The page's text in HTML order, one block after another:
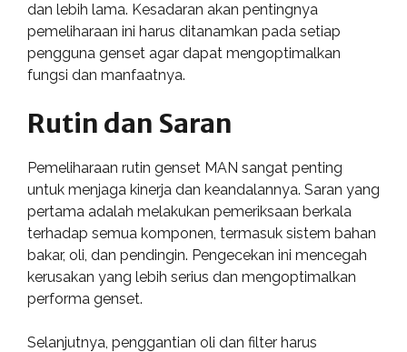
dan lebih lama. Kesadaran akan pentingnya
pemeliharaan ini harus ditanamkan pada setiap
pengguna genset agar dapat mengoptimalkan
fungsi dan manfaatnya.
Rutin dan Saran
Pemeliharaan rutin genset MAN sangat penting
untuk menjaga kinerja dan keandalannya. Saran yang
pertama adalah melakukan pemeriksaan berkala
terhadap semua komponen, termasuk sistem bahan
bakar, oli, dan pendingin. Pengecekan ini mencegah
kerusakan yang lebih serius dan mengoptimalkan
performa genset.
Selanjutnya, penggantian oli dan filter harus